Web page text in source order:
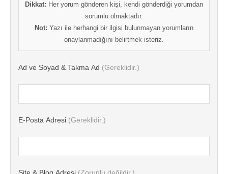
Dikkat: Her yorum gönderen kişi, kendi gönderdiği yorumdan
sorumlu olmaktadır.
Not: Yazı ile herhangi bir ilgisi bulunmayan yorumların
onaylanmadığını belirtmek isteriz.
Ad ve Soyad & Takma Ad (Gereklidir.)
E-Posta Adresi (Gereklidir.)